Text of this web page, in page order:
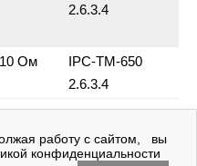
2.6.3.4
Ом
IPC-TM-650
2.6.3.4
работу с сайтом, вы
конфиденциальности